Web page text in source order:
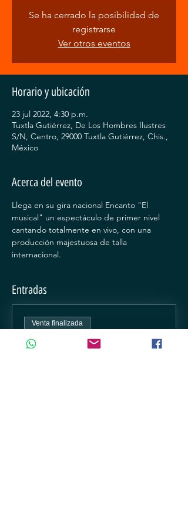
Se ha cerrado la posibilidad de
registrarse
Ver otros eventos
Horario y ubicación
23 jul 2022, 4:30 p.m.
Tuxtla Gutiérrez, De Los Hombres Ilustres
S/N, Centro, 29000 Tuxtla Gutiérrez, Chis.,
México
Acerca del evento
Llega en su gira nacional Encanto "El
musical" un espectáculo de primer nivel
cantando totalmente en vivo, con una
producción majestuosa de talla
internacional.
Entradas
Precio
De $200.00 a $350.00
Venta finalizada